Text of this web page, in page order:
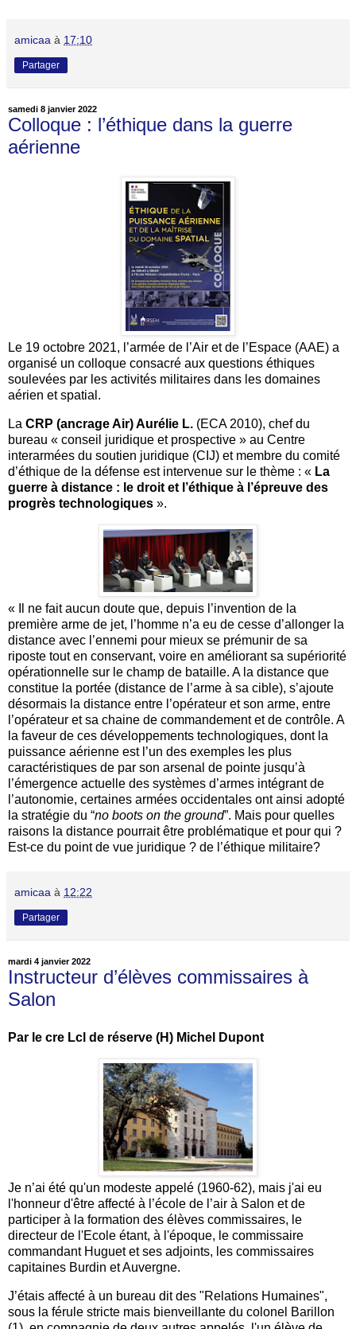
amicaa à 17:10
Partager
samedi 8 janvier 2022
Colloque : l’éthique dans la guerre
aérienne
Le 19 octobre 2021, l’armée de l’Air et de l’Espace (AAE) a
organisé un colloque consacré aux questions éthiques
soulevées par les activités militaires dans les domaines
aérien et spatial.
La CRP (ancrage Air) Aurélie L. (ECA 2010), chef du
bureau « conseil juridique et prospective » au Centre
interarmées du soutien juridique (CIJ) et membre du comité
d’éthique de la défense est intervenue sur le thème : « La
guerre à distance : le droit et l’éthique à l’épreuve des
progrès technologiques ».
« Il ne fait aucun doute que, depuis l’invention de la
première arme de jet, l’homme n’a eu de cesse d’allonger la
distance avec l’ennemi pour mieux se prémunir de sa
riposte tout en conservant, voire en améliorant sa supériorité
opérationnelle sur le champ de bataille. A la distance que
constitue la portée (distance de l’arme à sa cible), s’ajoute
désormais la distance entre l’opérateur et son arme, entre
l’opérateur et sa chaine de commandement et de contrôle. A
la faveur de ces développements technologiques, dont la
puissance aérienne est l’un des exemples les plus
caractéristiques de par son arsenal de pointe jusqu’à
l’émergence actuelle des systèmes d’armes intégrant de
l’autonomie, certaines armées occidentales ont ainsi adopté
la stratégie du “no boots on the ground”. Mais pour quelles
raisons la distance pourrait être problématique et pour qui ?
Est-ce du point de vue juridique ? de l’éthique militaire?
amicaa à 12:22
Partager
mardi 4 janvier 2022
Instructeur d’élèves commissaires à
Salon
Par le cre Lcl de réserve (H) Michel Dupont
Je n’ai été qu'un modeste appelé (1960-62), mais j'ai eu
l'honneur d'être affecté à l’école de l’air à Salon et de
participer à la formation des élèves commissaires, le
directeur de l'Ecole étant, à l'époque, le commissaire
commandant Huguet et ses adjoints, les commissaires
capitaines Burdin et Auvergne.
J’étais affecté à un bureau dit des "Relations Humaines",
sous la férule stricte mais bienveillante du colonel Barillon